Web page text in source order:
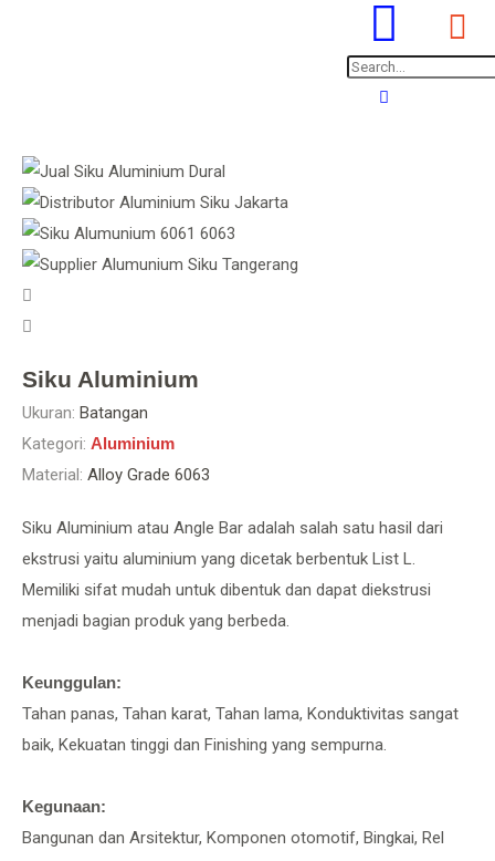
Siku Aluminium
Ukuran: Batangan
Kategori: Aluminium
Material: Alloy Grade 6063
Siku Aluminium atau Angle Bar adalah salah satu hasil dari
ekstrusi yaitu aluminium yang dicetak berbentuk List L.
Memiliki sifat mudah untuk dibentuk dan dapat diekstrusi
menjadi bagian produk yang berbeda.
Keunggulan:
Tahan panas, Tahan karat, Tahan lama, Konduktivitas sangat
baik, Kekuatan tinggi dan Finishing yang sempurna.
Kegunaan:
Bangunan dan Arsitektur, Komponen otomotif, Bingkai, Rel